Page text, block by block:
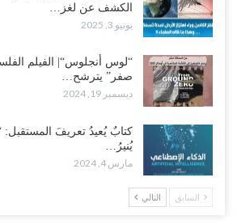
الكشف عن لغز…
يونيو 3, 2025
“لوس أنجلوس“| الفيلم
صفر” يترشح…
ديسمبر 19, 2024
كتابٌ يُعيدُ تعريفَ المستقبل:
يُنيرُ…
مارس 4, 2024
السابق التالي